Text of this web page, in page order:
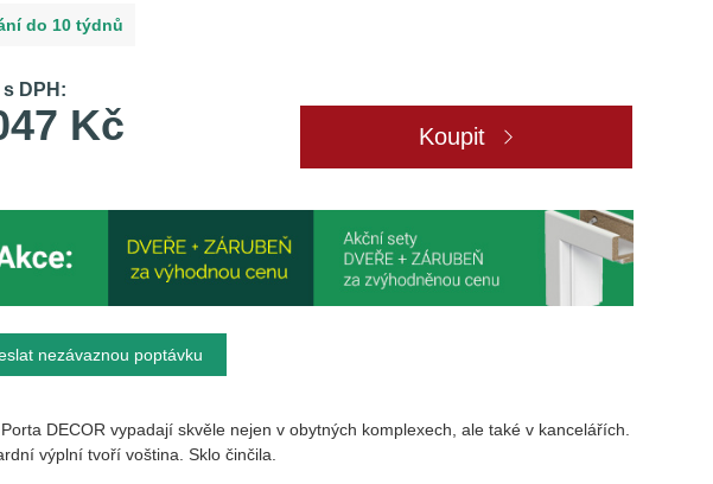
do 10 týdnů
DPH:
Kč Koupit
nezávaznou poptávku
DECOR vypadají skvěle nejen v obytných komplexech, ale také v kancelářích.
výplní tvoří voština. Sklo činčila.